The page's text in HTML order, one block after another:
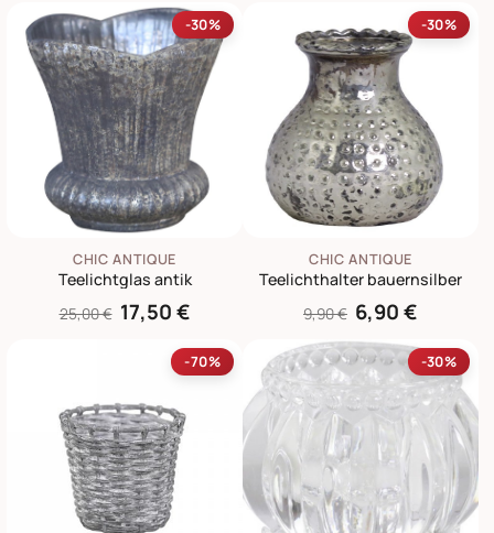
-30%
CHIC ANTIQUE
Teelichtglas antik
25,00 € 17,50 €
-30%
CHIC ANTIQUE
Teelichthalter bauernsilber
9,90 € 6,90 €
-70% -30%